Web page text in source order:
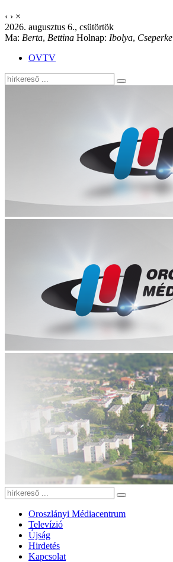
‹ › ×
2026. augusztus 6., csütörtök
Ma: Berta, Bettina Holnap: Ibolya, Cseperke
OVTV
Oroszlányi Médiacentrum
Televízió
Újság
Hirdetés
Kapcsolat